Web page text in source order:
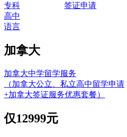
专科
签证申请
高中
语言
加拿大
加拿大中学留学服务
（加拿大公立、私立高中留学申请
+加拿大签证服务优惠套餐）
仅12999元